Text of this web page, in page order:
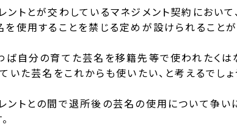
トとが交わしているマネジメント契約において
使用することを禁じる定めが設けられることが
自分の育てた芸名を移籍先等で使われたくは
いた芸名をこれからも使いたい、と考えるでしょ
ントとの間で退所後の芸名の使用について争い